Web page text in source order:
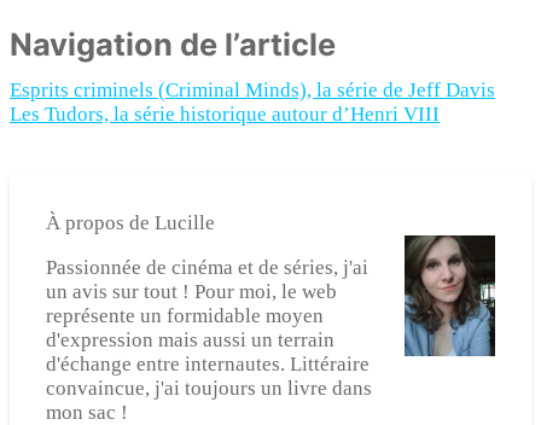
Navigation de l’article
Esprits criminels (Criminal Minds), la série de Jeff Davis
Les Tudors, la série historique autour d’Henri VIII
À propos de Lucille
Passionnée de cinéma et de séries, j'ai
un avis sur tout ! Pour moi, le web
représente un formidable moyen
d'expression mais aussi un terrain
d'échange entre internautes. Littéraire
convaincue, j'ai toujours un livre dans
mon sac !